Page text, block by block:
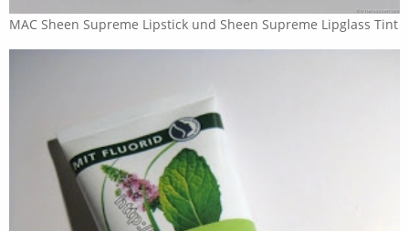
MAC Sheen Supreme Lipstick und Sheen Supreme Lipglass Tint